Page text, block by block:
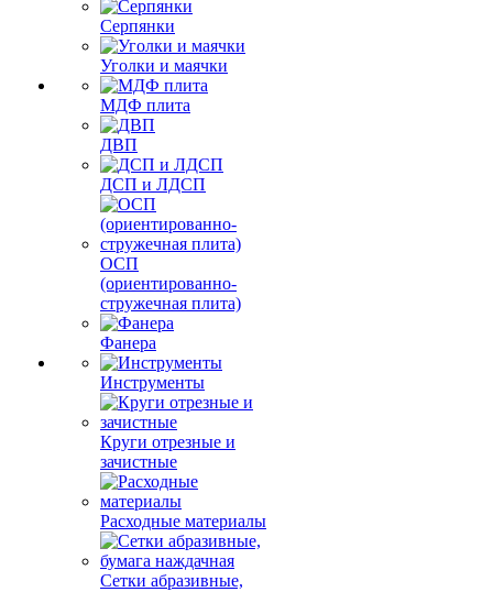
Серпянки
Уголки и маячки
МДФ плита
ДВП
ДСП и ЛДСП
ОСП
(ориентированно-
стружечная плита)
Фанера
Инструменты
Круги отрезные и
зачистные
Расходные материалы
Сетки абразивные,